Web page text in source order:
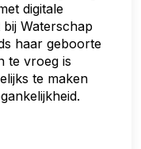
digitale
Waterschap
haar geboorte
te vroeg is
te maken